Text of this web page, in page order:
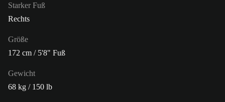
Starker Fuß
Rechts
Größe
172 cm / 5'8" Fuß
Gewicht
68 kg / 150 lb